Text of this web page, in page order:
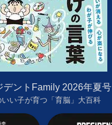
デントFamily 2026年夏号
いい子が育つ「育脳」大百科